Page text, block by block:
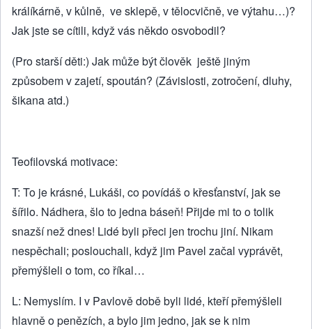
králíkárně, v kůlně, ve sklepě, v tělocvičně, ve výtahu…)?
Jak jste se cítili, když vás někdo osvobodil?
(Pro starší děti:) Jak může být člověk ještě jiným
způsobem v zajetí, spoután? (Závislosti, zotročení, dluhy,
šikana atd.)
Teofilovská motivace:
T: To je krásné, Lukáši, co povídáš o křesťanství, jak se
šířilo. Nádhera, šlo to jedna báseň! Přijde mi to o tolik
snazší než dnes! Lidé byli přeci jen trochu jiní. Nikam
nespěchali; poslouchali, když jim Pavel začal vyprávět,
přemýšleli o tom, co říkal…
L: Nemyslím. I v Pavlově době byli lidé, kteří přemýšleli
hlavně o penězích, a bylo jim jedno, jak se k nim